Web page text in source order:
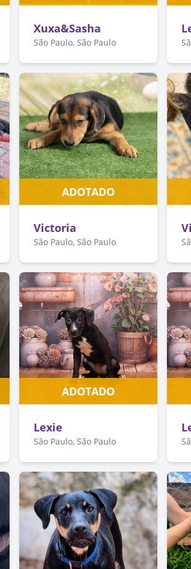
Xuxa&Sasha
São Paulo, São Paulo
ADOTADO
Victoria
São Paulo, São Paulo
ADOTADO
Lexie
São Paulo, São Paulo